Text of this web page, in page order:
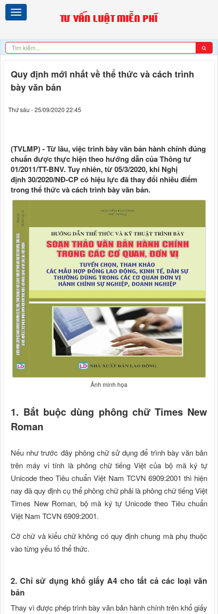
Quy định mới nhất về thể thức và cách trình
bày văn bản
Thứ sáu - 25/09/2020 22:45
(TVLMP) - Từ lâu, việc trình bày văn bản hành chính đúng
chuẩn được thực hiện theo hướng dẫn của Thông tư
01/2011/TT-BNV. Tuy nhiên, từ 05/3/2020, khi Nghị
định 30/2020/NĐ-CP có hiệu lực đã thay đổi nhiều điểm
trong thể thức và cách trình bày văn bản.
Ảnh minh họa
1. Bắt buộc dùng phông chữ Times New
Roman
Nếu như trước đây phông chữ sử dụng để trình bày văn bản
trên máy vi tính là phông chữ tiếng Việt của bộ mã ký tự
Unicode theo Tiêu chuẩn Việt Nam TCVN 6909:2001 thì hiện
nay đã quy định cụ thể phông chữ phải là phông chữ tiếng Việt
Times New Roman, bộ mã ký tự Unicode theo Tiêu chuẩn
Việt Nam TCVN 6909:2001.
Cỡ chữ và kiểu chữ không có quy định chung mà phụ thuộc
vào từng yếu tố thể thức.
2. Chỉ sử dụng khổ giấy A4 cho tất cả các loại văn
bản
Thay vì được phép trình bày văn bản hành chính trên khổ giấy